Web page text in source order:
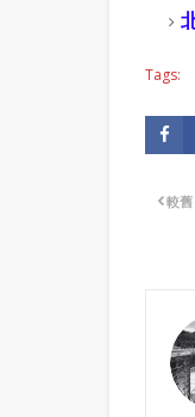
Tags:
較舊